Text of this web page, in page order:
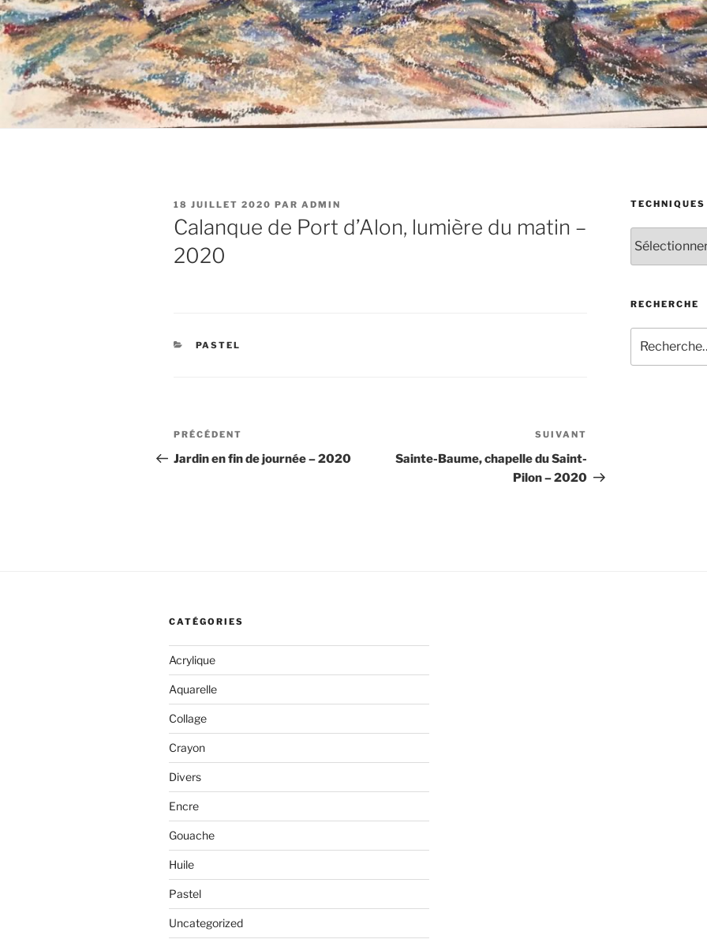
PUBLIÉ
LE
18 JUILLET 2020 PAR ADMIN
Calanque de Port d’Alon, lumière du matin –
2020
CATÉGORIES
PASTEL
Navigation
de
Article
précédent
PRÉCÉDENT
Jardin en fin de journée – 2020
SUIVANT
Sainte-Baume, chapelle du Saint-
Pilon – 2020
TECHNIQUES
RECHERCHE
pour
:
CATÉGORIES
Acrylique
Aquarelle
Collage
Crayon
Divers
Encre
Gouache
Huile
Pastel
Uncategorized